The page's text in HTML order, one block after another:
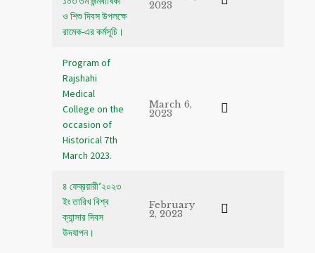
ও শিশু দিবস উপলক্ষে
রামেক-এর কর্মসূচি।
2023
Program of
Rajshahi
Medical
College on the
occasion of
Historical 7th
March 2023.
March 6,
2023
৪ ফেব্রয়ারী’২০২৩
ইং তারিখ বিশ্ব
ক্যান্সার দিবস
উদযাপন।
February
2, 2023